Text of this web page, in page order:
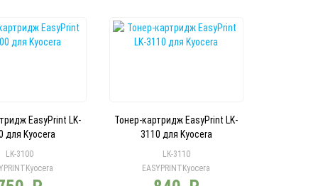
EasyPrint LK-
для Kyocera
LK-3100
Kyocera
Тонер-картридж EasyPrint LK-
3110 для Kyocera
LK-3110
EASYPRINT Kyocera